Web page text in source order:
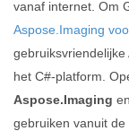
vanaf internet. Om
Aspose.Imaging
het C#-platform.
Aspose.Imaging
gebruiken vanuit de